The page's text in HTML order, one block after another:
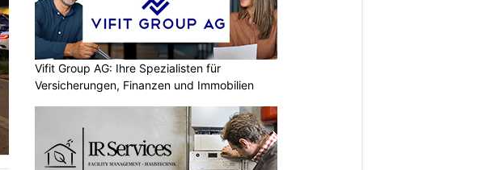
Vifit Group AG: Ihre Spezialisten für
Versicherungen, Finanzen und Immobilien